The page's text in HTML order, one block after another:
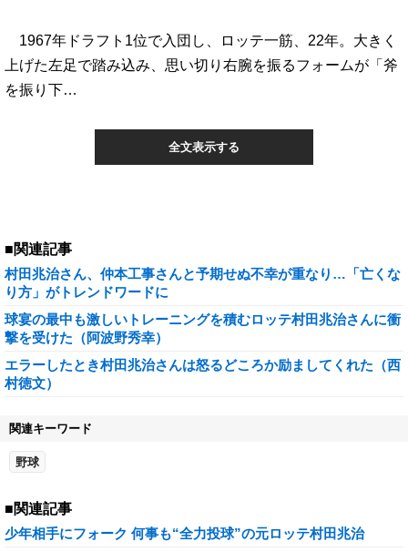
1967年ドラフト1位で入団し、ロッテ一筋、22年。大きく
上げた左足で踏み込み、思い切り右腕を振るフォームが「斧
を振り下…
全文表示する
■関連記事
村田兆治さん、仲本工事さんと予期せぬ不幸が重なり…「亡くな
り方」がトレンドワードに
球宴の最中も激しいトレーニングを積むロッテ村田兆治さんに衝
撃を受けた（阿波野秀幸）
エラーしたとき村田兆治さんは怒るどころか励ましてくれた（西
村徳文）
関連キーワード
野球
■関連記事
少年相手にフォーク 何事も“全力投球”の元ロッテ村田兆治